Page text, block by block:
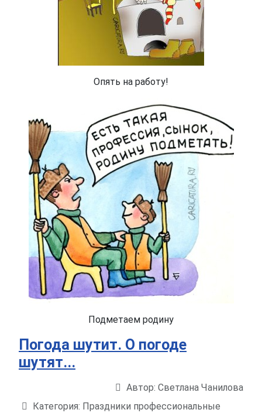
Опять на работу!
Подметаем родину
Погода шутит. О погоде
шутят...
Автор: Светлана Чанилова
Категория: Праздники профессиональные